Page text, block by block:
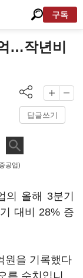
구독
…작년비
답글쓰기
공업)
의 올해 3분기
대비 28% 증
원을 기록했다
른 수치입니